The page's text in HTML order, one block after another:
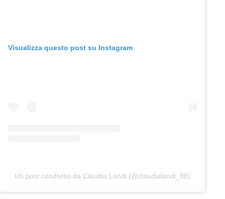
Visualizza questo post su Instagram
Un post condiviso da Claudia Landi (@claudialandi_88)